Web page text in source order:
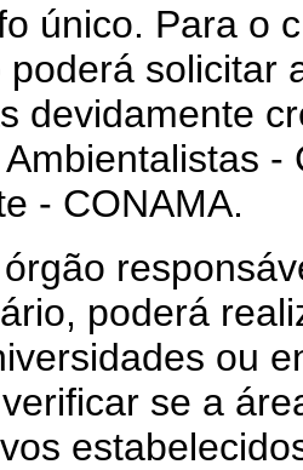
único. Para o
solicitar
devidamente
- CONAMA.
órgão
poderá
ou
se a